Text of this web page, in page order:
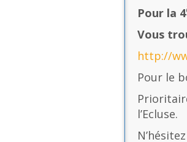
Pour la 4
Vous
http://
Pour le
l’Ecluse.